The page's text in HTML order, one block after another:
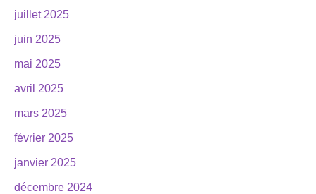
juillet 2025
juin 2025
mai 2025
avril 2025
mars 2025
février 2025
janvier 2025
décembre 2024